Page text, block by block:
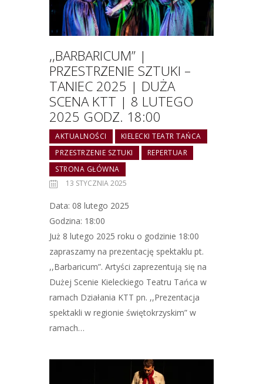
,,BARBARICUM” |
PRZESTRZENIE SZTUKI –
TANIEC 2025 | DUŻA
SCENA KTT | 8 LUTEGO
2025 GODZ. 18:00
AKTUALNOŚCI
KIELECKI TEATR TAŃCA
PRZESTRZENIE SZTUKI
REPERTUAR
STRONA GŁÓWNA
13 STYCZNIA 2025
Data: 08 lutego 2025
Godzina: 18:00
Już 8 lutego 2025 roku o godzinie 18:00
zapraszamy na prezentację spektaklu pt.
,,Barbaricum”. Artyści zaprezentują się na
Dużej Scenie Kieleckiego Teatru Tańca w
ramach Działania KTT pn. ,,Prezentacja
spektakli w regionie świętokrzyskim” w
ramach…